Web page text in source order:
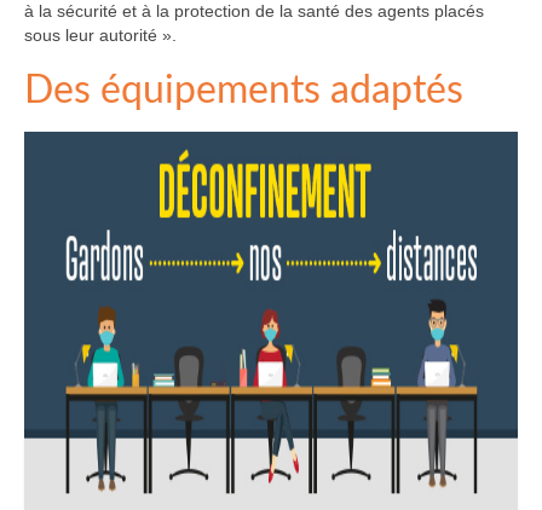
à la sécurité et à la protection de la santé des agents placés
sous leur autorité ».
Des équipements adaptés